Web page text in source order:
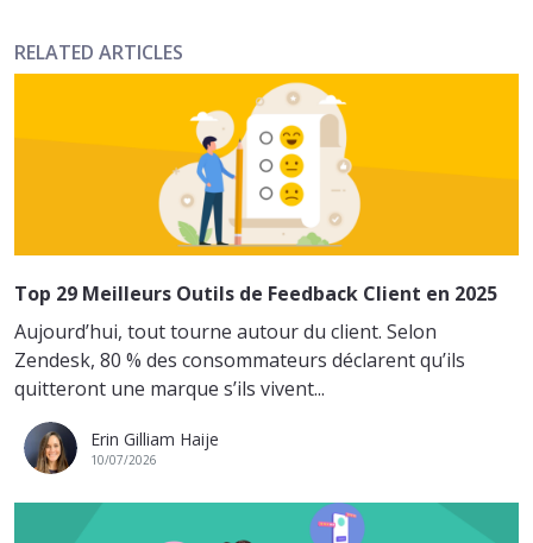
RELATED ARTICLES
Top 29 Meilleurs Outils de Feedback Client en 2025
Aujourd’hui, tout tourne autour du client. Selon
Zendesk, 80 % des consommateurs déclarent qu’ils
quitteront une marque s’ils vivent...
Erin Gilliam Haije
10/07/2026